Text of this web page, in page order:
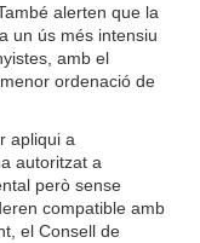
alerten que la
un ús més intensiu
amb el
ordenació de
apliqui a
autoritzat a
però sense
compatible amb
el Consell de